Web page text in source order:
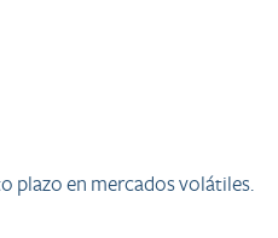
plazo en mercados volátiles.